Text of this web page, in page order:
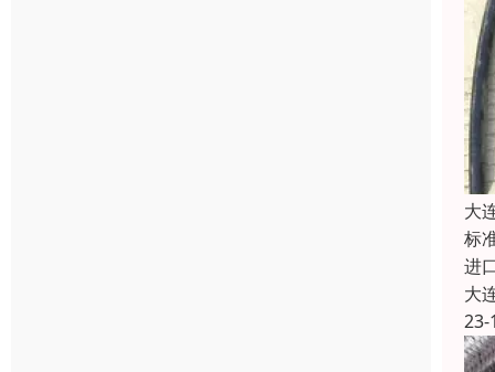
大
标
进
大
23-